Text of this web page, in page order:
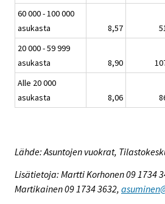
60 000 - 100 000
asukasta
8,57
20 000 - 59 999
asukasta
8,90
Alle 20 000
asukasta
8,06
Lähde: Asuntojen vuokrat,
Lisätietoja: Martti Korhonen 09 1734
Martikainen 09 1734 3632,